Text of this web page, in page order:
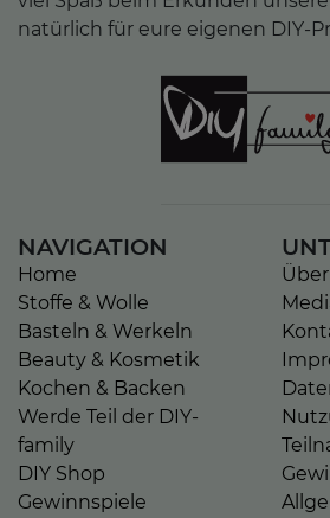
natürlich für eure eigenen DIY-
NAVIGATION
Home
Stoffe & Wolle
Basteln & Werkeln
Beauty & Kosmetik
Kochen & Backen
Werde Teil der DIY-
family
DIY Shop
Gewinnspiele